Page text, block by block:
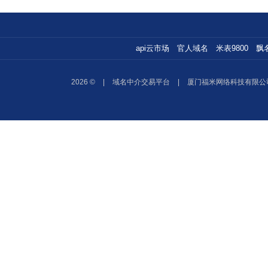
api云市场 官人域名 米表9800 飘
2026 © 域名中介交易平台 厦门福米网络科技有限